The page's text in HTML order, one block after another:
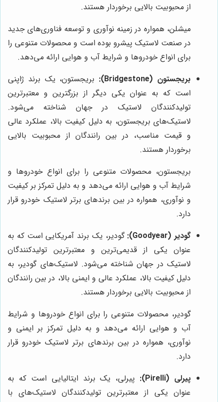
از محبوبیت بالایی برخوردار هستند.
میشلن، همواره در زمینه نوآوری و توسعه فناوری‌های جدید
در صنعت لاستیک پیشرو بوده است و محصولات متنوعی را
برای انواع خودروها و شرایط آب و هوایی ارائه می‌دهد.
بریجستون (Bridgestone):
بریجستون، یک برند ژاپنی
است که به عنوان یکی دیگر از بزرگترین و معتبرترین
تولیدکنندگان لاستیک در جهان شناخته می‌شود.
لاستیک‌های بریجستون، به دلیل کیفیت بالا، عملکرد عالی
و قیمت مناسب، در بین رانندگان از محبوبیت بالایی
برخوردار هستند.
بریجستون، محصولات متنوعی را برای انواع خودروها و
شرایط آب و هوایی ارائه می‌دهد و به دلیل تمرکز بر کیفیت
و نوآوری، همواره در بین برندهای برتر لاستیک خودرو قرار
دارد.
گودیر (Goodyear):
گودیر، یک برند آمریکایی است که به
عنوان یکی از قدیمی‌ترین و معتبرترین تولیدکنندگان
لاستیک در جهان شناخته می‌شود. لاستیک‌های گودیر، به
دلیل کیفیت بالا، عملکرد عالی و ایمنی بالا، در بین رانندگان
از محبوبیت بالایی برخوردار هستند.
گودیر، محصولات متنوعی را برای انواع خودروها و شرایط
آب و هوایی ارائه می‌دهد و به دلیل تمرکز بر ایمنی و
نوآوری، همواره در بین برندهای برتر لاستیک خودرو قرار
دارد.
پیرلی (Pirelli):
پیرلی، یک برند ایتالیایی است که به
عنوان یکی از معتبرترین تولیدکنندگان لاستیک‌های با